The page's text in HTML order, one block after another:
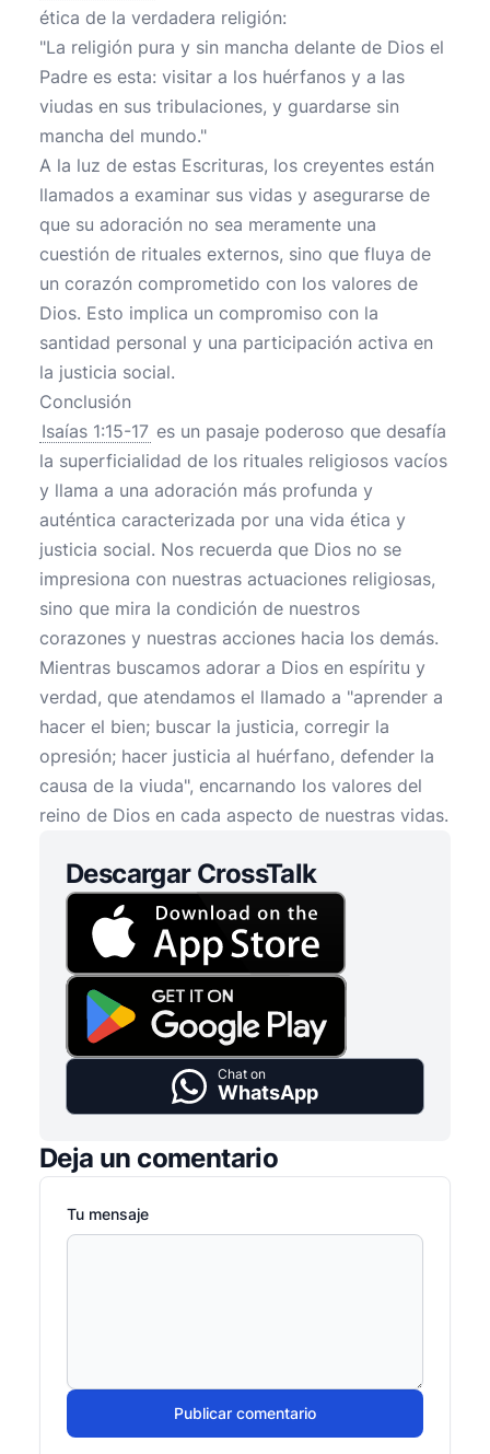
ética de la verdadera religión:
"La religión pura y sin mancha delante de Dios el
Padre es esta: visitar a los huérfanos y a las
viudas en sus tribulaciones, y guardarse sin
mancha del mundo."
A la luz de estas Escrituras, los creyentes están
llamados a examinar sus vidas y asegurarse de
que su adoración no sea meramente una
cuestión de rituales externos, sino que fluya de
un corazón comprometido con los valores de
Dios. Esto implica un compromiso con la
santidad personal y una participación activa en
la justicia social.
Conclusión
Isaías 1:15-17 es un pasaje poderoso que desafía
la superficialidad de los rituales religiosos vacíos
y llama a una adoración más profunda y
auténtica caracterizada por una vida ética y
justicia social. Nos recuerda que Dios no se
impresiona con nuestras actuaciones religiosas,
sino que mira la condición de nuestros
corazones y nuestras acciones hacia los demás.
Mientras buscamos adorar a Dios en espíritu y
verdad, que atendamos el llamado a "aprender a
hacer el bien; buscar la justicia, corregir la
opresión; hacer justicia al huérfano, defender la
causa de la viuda", encarnando los valores del
reino de Dios en cada aspecto de nuestras vidas.
Descargar CrossTalk
Chat on
WhatsApp
Deja un comentario
Tu mensaje
Publicar comentario